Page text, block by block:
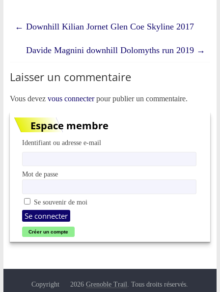
← Downhill Kilian Jornet Glen Coe Skyline 2017
Davide Magnini downhill Dolomyths run 2019 →
Laisser un commentaire
Vous devez vous connecterpour publier un commentaire.
Espace membre
Identifiant ou adresse e-mail
Mot de passe
Se souvenir de moi
Créer un compte
Copyright © 2026Grenoble Trail . Tous droits réservés.